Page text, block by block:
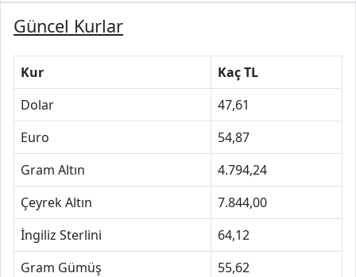
Güncel Kurlar
Kur
Kaç TL
Dolar
47,61
Euro
54,87
Gram Altın
4.794,24
Çeyrek Altın
7.844,00
İngiliz Sterlini
64,12
Gram Gümüş
55,62